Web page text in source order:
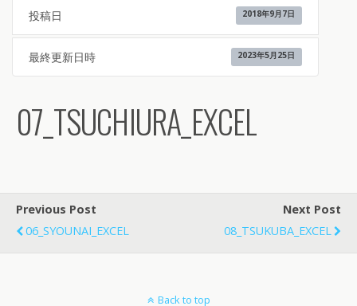
投稿日 2018年9月7日
最終更新日時 2023年5月25日
07_TSUCHIURA_EXCEL
Previous Post
06_SYOUNAI_EXCEL
Next Post
08_TSUKUBA_EXCEL
Back to top